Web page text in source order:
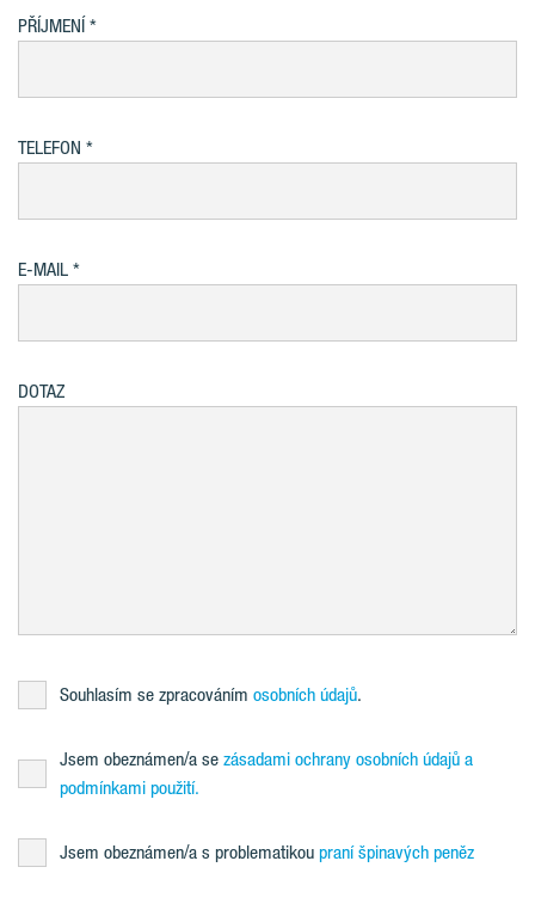
PŘÍJMENÍ
TELEFON
E-MAIL
DOTAZ
Souhlasím se zpracováním osobních údajů.
Jsem obeznámen/a se zásadami ochrany osobních údajů a
podmínkami použití.
Jsem obeznámen/a s problematikou praní špinavých peněz